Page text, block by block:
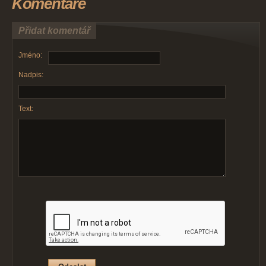
Komentáře
Přidat komentář
Jméno:
Nadpis:
Text: